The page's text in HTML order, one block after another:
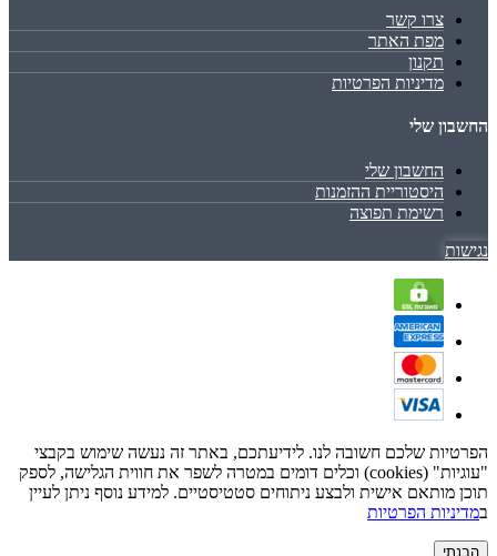
צרו קשר
מפת האתר
תקנון
מדיניות הפרטיות
החשבון שלי
החשבון שלי
היסטוריית ההזמנות
רשימת תפוצה
נגישות
הפרטיות שלכם חשובה לנו. לידיעתכם, באתר זה נעשה שימוש בקבצי
"עוגיות" (cookies) וכלים דומים במטרה לשפר את חווית הגלישה, לספק
תוכן מותאם אישית ולבצע ניתוחים סטטיסטיים. למידע נוסף ניתן לעיין
במדיניות הפרטיות
הבנתי